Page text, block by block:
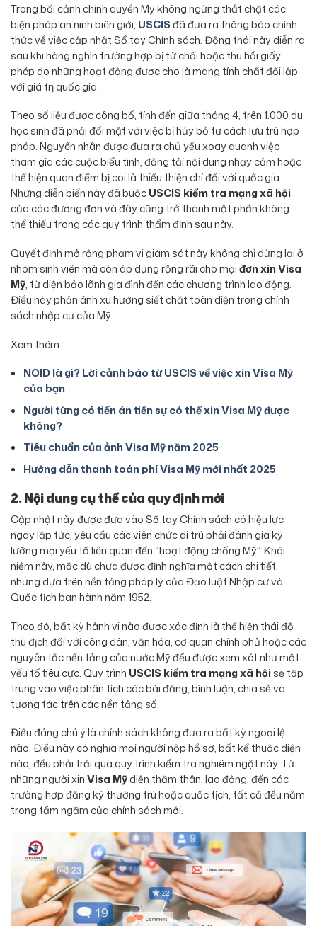
Trong bối cảnh chính quyền Mỹ không ngừng thắt chặt các
biện pháp an ninh biên giới, USCISđã đưa ra thông báo chính
thức về việc cập nhật Sổ tay Chính sách. Động thái này diễn ra
sau khi hàng nghìn trường hợp bị từ chối hoặc thu hồi giấy
phép do những hoạt động được cho là mang tính chất đối lập
với giá trị quốc gia.
Theo số liệu được công bố, tính đến giữa tháng 4, trên 1.000 du
học sinh đã phải đối mặt với việc bị hủy bỏ tư cách lưu trú hợp
pháp. Nguyên nhân được đưa ra chủ yếu xoay quanh việc
tham gia các cuộc biểu tình, đăng tải nội dung nhạy cảm hoặc
thể hiện quan điểm bị coi là thiếu thiện chí đối với quốc gia.
Những diễn biến này đã buộcUSCIS kiểm tra mạng xã hội
của các đương đơn và đây cũng trở thành một phần không
thể thiếu trong các quy trình thẩm định sau này.
Quyết định mở rộng phạm vi giám sát này không chỉ dừng lại ở
nhóm sinh viên mà còn áp dụng rộng rãi cho mọiđơn xin Visa
Mỹ, từ diện bảo lãnh gia đình đến các chương trình lao động.
Điều này phản ánh xu hướng siết chặt toàn diện trong chính
sách nhập cư của Mỹ.
Xem thêm:
NOID là gì? Lời cảnh báo từ USCIS về việc xin Visa Mỹ
của bạn
Người từng có tiền án tiền sự có thể xin Visa Mỹ được
không?
Tiêu chuẩn của ảnh Visa Mỹ năm 2025
Hướng dẫn thanh toán phí Visa Mỹ mới nhất 2025
2. Nội dung cụ thể của quy định mới
Cập nhật này được đưa vào Sổ tay Chính sách có hiệu lực
ngay lập tức, yêu cầu các viên chức di trú phải đánh giá kỹ
lưỡng mọi yếu tố liên quan đến “hoạt động chống Mỹ”. Khái
niệm này, mặc dù chưa được định nghĩa một cách chi tiết,
nhưng dựa trên nền tảng pháp lý của Đạo luật Nhập cư và
Quốc tịch ban hành năm 1952.
Theo đó, bất kỳ hành vi nào được xác định là thể hiện thái độ
thù địch đối với công dân, văn hóa, cơ quan chính phủ hoặc các
nguyên tắc nền tảng của nước Mỹ đều được xem xét như một
yếu tố tiêu cực. Quy trình USCIS kiểm tra mạng xã hộisẽ tập
trung vào việc phân tích các bài đăng, bình luận, chia sẻ và
tương tác trên các nền tảng số.
Điều đáng chú ý là chính sách không đưa ra bất kỳ ngoại lệ
nào. Điều này có nghĩa mọi người nộp hồ sơ, bất kể thuộc diện
nào, đều phải trải qua quy trình kiểm tra nghiêm ngặt này. Từ
những người xinVisa Mỹdiện thăm thân, lao động, đến các
trường hợp đăng ký thường trú hoặc quốc tịch, tất cả đều nằm
trong tầm ngắm của chính sách mới.